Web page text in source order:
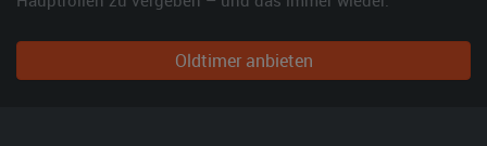
Oldtimer anbieten